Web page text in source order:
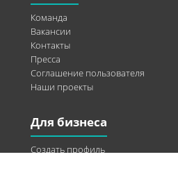
Команда
Вакансии
Контакты
Пресса
Соглашение пользователя
Наши проекты
Для бизнеса
Создать профиль